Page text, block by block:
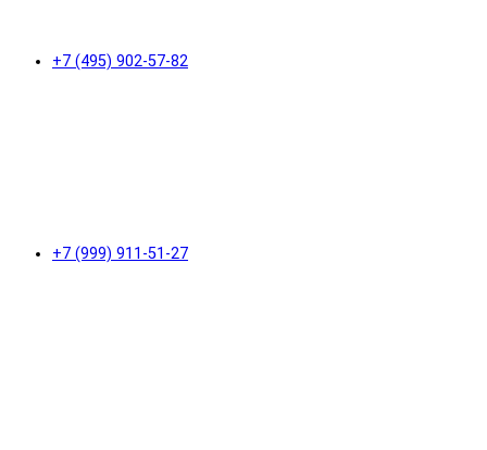
+7 (495) 902-57-82
+7 (999) 911-51-27